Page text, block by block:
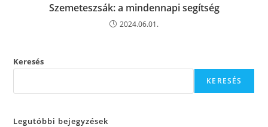
Szemeteszsák: a mindennapi segítség
2024.06.01.
Keresés
KERESÉS
Legutóbbi bejegyzések